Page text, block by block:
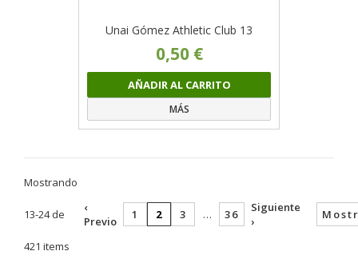
Unai Gómez Athletic Club 13
0,50 €
AÑADIR AL CARRITO
MÁS
Mostrando
13-24 de
421 items
‹
Previo
1 2 3 … 36
Siguiente
›